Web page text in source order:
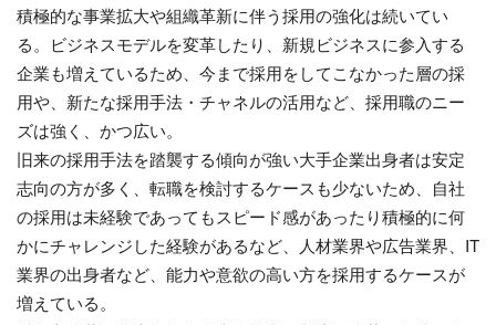
積極的な事業拡大や組織革新に伴う採用の強化は続いてい
る。ビジネスモデルを変革したり、新規ビジネスに参入する
企業も増えているため、今まで採用をしてこなかった層の採
用や、新たな採用手法・チャネルの活用など、採用職のニー
ズは強く、かつ広い。
旧来の採用手法を踏襲する傾向が強い大手企業出身者は安定
志向の方が多く、転職を検討するケースも少ないため、自社
の採用は未経験であってもスピード感があったり積極的に何
かにチャレンジした経験があるなど、人材業界や広告業界、IT
業界の出身者など、能力や意欲の高い方を採用するケースが
増えている。